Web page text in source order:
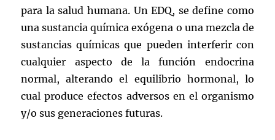
para la salud humana. Un EDQ, se define como
una sustancia química exógena o una mezcla de
sustancias químicas que pueden interferir con
cualquier aspecto de la función endocrina
normal, alterando el equilibrio hormonal, lo
cual produce efectos adversos en el organismo
y/o sus generaciones futuras.